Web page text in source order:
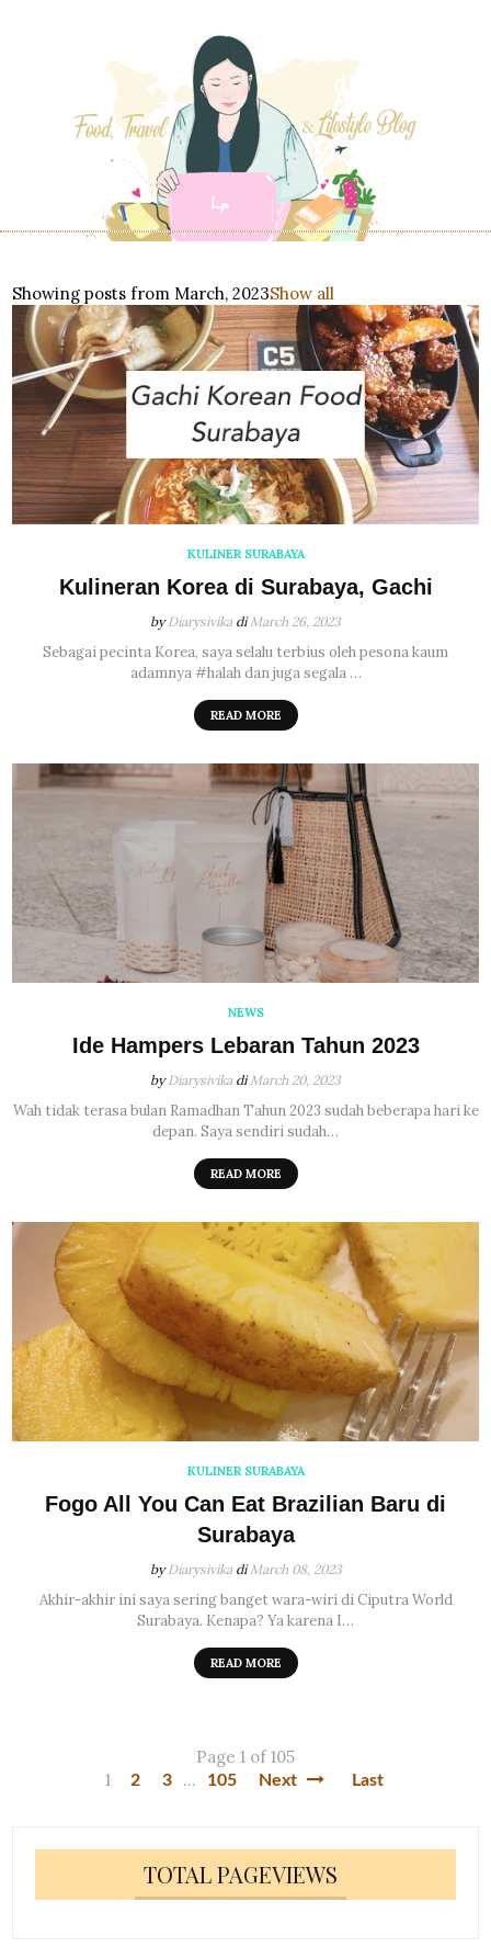
Showing posts from March, 2023Show all
KULINER SURABAYA
Kulineran Korea di Surabaya, Gachi
by Diarysivika diMarch 26, 2023
Sebagai pecinta Korea, saya selalu terbius oleh pesona kaum
adamnya #halah dan juga segala …
READ MORE
NEWS
Ide Hampers Lebaran Tahun 2023
by Diarysivika diMarch 20, 2023
Wah tidak terasa bulan Ramadhan Tahun 2023 sudah beberapa hari ke
depan. Saya sendiri sudah…
READ MORE
KULINER SURABAYA
Fogo All You Can Eat Brazilian Baru di
Surabaya
by Diarysivika diMarch 08, 2023
Akhir-akhir ini saya sering banget wara-wiri di Ciputra World
Surabaya. Kenapa? Ya karena I…
READ MORE
Page 1 of 105
1
2 3 ... 105 Next Last
TOTAL PAGEVIEWS